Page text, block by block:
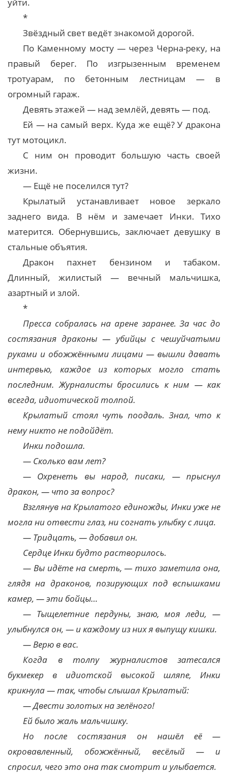
*
Звёздный свет ведёт знакомой дорогой.
По Каменному мосту — через Черна-реку, на
правый берег. По изгрызенным временем
тротуарам, по бетонным лестницам — в
огромный гараж.
Девять этажей — над землёй, девять — под.
Ей — на самый верх. Куда же ещё? У дракона
тут мотоцикл.
С ним он проводит большую часть своей
жизни.
— Ещё не поселился тут?
Крылатый устанавливает новое зеркало
заднего вида. В нём и замечает Инки. Тихо
матерится. Обернувшись, заключает девушку в
стальные объятия.
Дракон пахнет бензином и табаком.
Длинный, жилистый — вечный мальчишка,
азартный и злой.
*
Пресса собралась на арене заранее. За час до
состязания драконы — убийцы с чешуйчатыми
руками и обожжёнными лицами — вышли давать
интервью, каждое из которых могло стать
последним. Журналисты бросились к ним — как
всегда, идиотической толпой.
Крылатый стоял чуть поодаль. Знал, что к
нему никто не подойдёт.
Инки подошла.
— Сколько вам лет?
— Охренеть вы народ, писаки, — прыснул
дракон, — что за вопрос?
Взглянув на Крылатого единожды, Инки уже не
могла ни отвести глаз, ни согнать улыбку с лица.
— Тридцать, — добавил он.
Сердце Инки будто растворилось.
— Вы идёте на смерть, — тихо заметила она,
глядя на драконов, позирующих под вспышками
камер, — эти бойцы…
— Тыщелетние пердуны, знаю, моя леди, —
улыбнулся он, — и каждому из них я выпущу кишки.
— Верю в вас.
Когда в толпу журналистов затесался
букмекер в идиотской высокой шляпе, Инки
крикнула — так, чтобы слышал Крылатый:
— Двести золотых на зелёного!
Ей было жаль мальчишку.
Но после состязания он нашёл её —
окровавленный, обожжённый, весёлый — и
спросил, чего это она так смотрит и улыбается.